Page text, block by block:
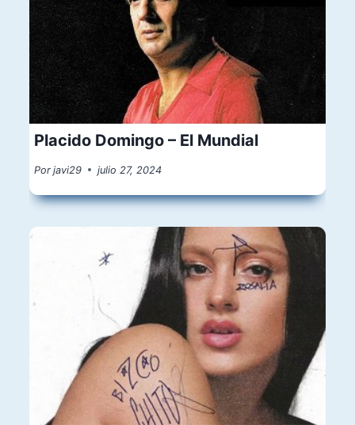
Placido Domingo – El Mundial
Por javi29 julio 27, 2024